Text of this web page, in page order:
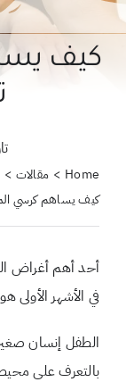
كيف
Home مقالات
كيف يساهم كرسي
أحد أهم أغراض
في الأشهر الأولى
الطفل إنسان
بالتعرف على